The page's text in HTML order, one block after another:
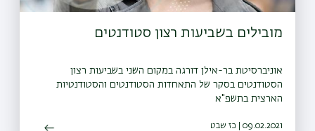
מובילים בשביעות רצון סטודנטים
אוניברסיטת בר-אילן דורגה במקום השני בשביעות רצון
הסטודנטים בסקר של התאחדות הסטודנטים והסטודנטיות
הארצית בתשפ"א
09.02.2021 | כז שבט